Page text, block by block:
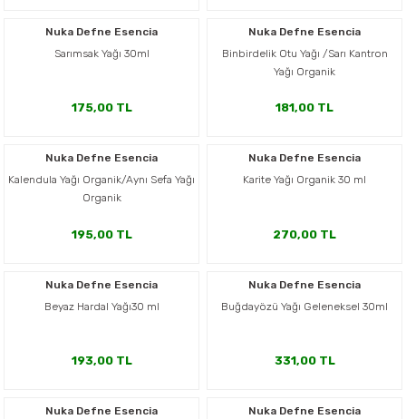
Nuka Defne Esencia
Sarımsak Yağı 30ml
175,00 TL
Nuka Defne Esencia
Binbirdelik Otu Yağı /Sarı Kantron
Yağı Organik
181,00 TL
Nuka Defne Esencia
Kalendula Yağı Organik/Aynı Sefa Yağı
Organik
195,00 TL
Nuka Defne Esencia
Karite Yağı Organik 30 ml
270,00 TL
Nuka Defne Esencia
Beyaz Hardal Yağı30 ml
193,00 TL
Nuka Defne Esencia
Buğdayözü Yağı Geleneksel 30ml
331,00 TL
Nuka Defne Esencia
Nuka Defne Esencia